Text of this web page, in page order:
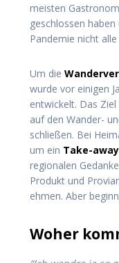
meisten
geschlossen
Pandemie nicht
Um die
wurde vor einigen
entwickelt. Das
auf den Wander-
schließen. Bei
um ein Take-
regionalen
Produkt und
ehmen. Aber
Woher